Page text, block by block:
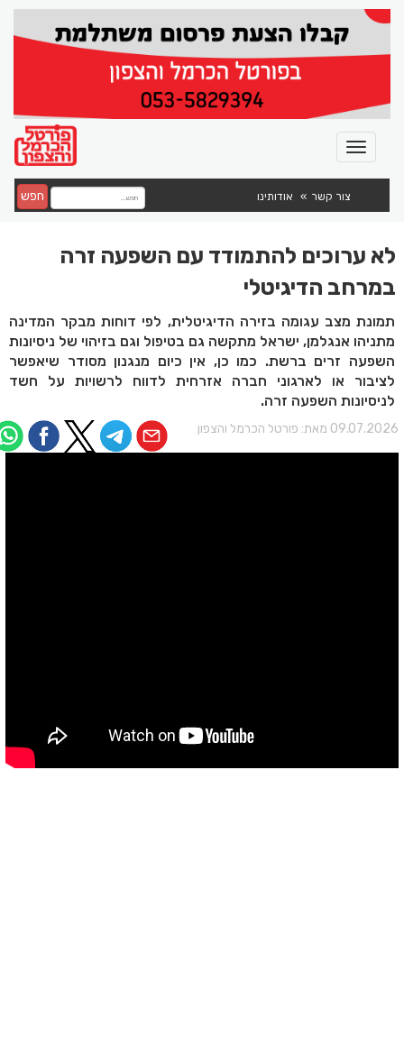
צור קשר אודותינו חפש
לא ערוכים להתמודד עם השפעה זרה
במרחב הדיגיטלי
תמונת מצב עגומה בזירה הדיגיטלית, לפי דוחות מבקר המדינה
מתניהו אנגלמן, ישראל מתקשה גם בטיפול וגם בזיהוי של ניסיונות
השפעה זרים ברשת. כמו כן, אין כיום מנגנון מסודר שיאפשר
לציבור או לארגוני חברה אזרחית לדווח לרשויות על חשד
לניסיונות השפעה זרה.
מאת: פורטל הכרמל והצפון